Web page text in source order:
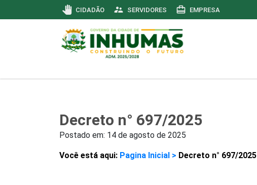
pan_tool CIDADÃO supervisor_account SERVIDORES card_travel EMPRESA
Decreto n° 697/2025
Postado em: 14 de agosto de 2025
Você está aqui: Pagina Inicial > Decreto n° 697/2025